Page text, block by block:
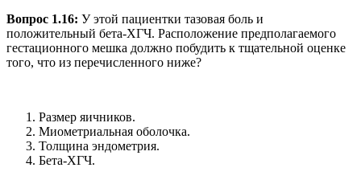
Вопрос 1.16: У этой пациентки тазовая боль и
положительный бета-ХГЧ. Расположение предполагаемого
гестационного мешка должно побудить к тщательной оценке
того, что из перечисленного ниже?
Размер яичников.
Миометриальная оболочка.
Толщина эндометрия.
Бета-ХГЧ.